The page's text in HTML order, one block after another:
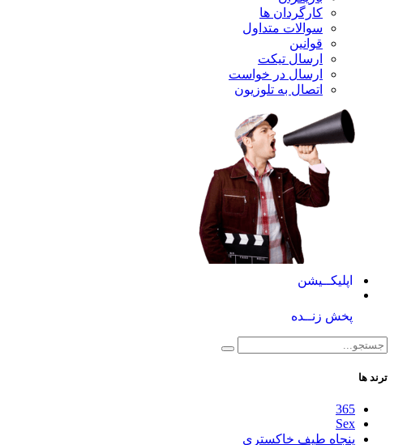
کارگردان ها
سوالات متداول
قوانین
ارسال تیکت
ارسال در خواست
اتصال به تلوزیون
اپلیکــیشن
پخش زنــده
ترند ها
365
Sex
پنجاه طیف خاکستری